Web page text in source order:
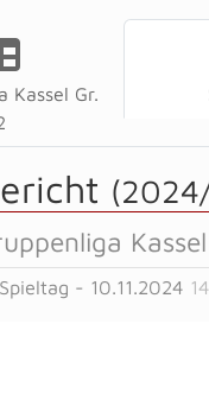
Kassel Gr.
- 10.11.2024